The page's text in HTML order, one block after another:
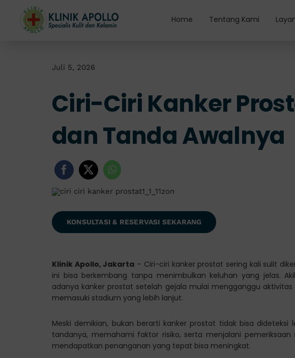
content
Home Tentang Kami
Juli 5, 2026
Ciri-Ciri Kanker
dan Tanda Awalnya
KONSULTASI & RESERVASI SEKARANG
Klinik Apollo, Jakarta – Ciri-ciri kanker prostat sering kali sulit
ini bisa berkembang tanpa menimbulkan keluhan yang jelas.
adanya kanker prostat setelah gejala mulai mengganggu
memasuki stadium yang lebih lanjut.
Meski demikian, bukan berarti kanker prostat tidak bisa
tandanya, memahami faktor risiko, serta menjalani
mendapatkan penanganan yang tepat bisa meningkat.